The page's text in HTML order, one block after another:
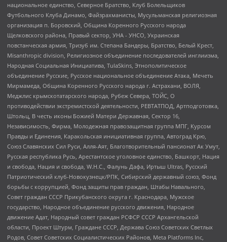
национальное единство, Северное Братство, Клуб Болельщиков
Футбольного Клуба Динамо, Файзрахманисты, Мусульманская религиозная
организация п. Боровский, Община Коренного Русского народа
Щелковского района, Правый сектор, УНА - УНСО, Украинская
повстанческая армия, Тризуб им. Степана Бандеры, Братство, Белый Крест,
Misanthropic division, Религиозное объединение последователей инглиизма,
Народная Социальная Инициатива, TulaSkins, Этнополитическое
объединение Русские, Русское национальное объединение Атака, Мечеть
Мирмамеда, Община Коренного Русского народа г. Астрахани, ВОЛЯ,
Меджлис крымскотатарского народа, Рубеж Севера, ТОЙС, О
противодействии экстремистской деятельности, РЕВТАТПОД, Артподготовка,
Штольц, В честь иконы Божией Матери Державная, Сектор 16,
Независимость, Фирма, Молодежная правозащитная группа МПГ, Курсом
Правды и Единения, Каракольская инициативная группа, Автоград Крю,
Союз Славянских Сил Руси, Алля-Аят, Благотворительный пансионат Ак Умут,
Русская республика Русь, Арестантское уголовное единство, Башкорт, Нация
и свобода, Нация и свобода, W.H.С., Фалунь Дафа, Иртыш Ultras, Русский
Патриотический клуб-Новокузнецк/РПК, Сибирский державный союз, Фонд
борьбы с коррупцией, Фонд защиты прав граждан, Штабы Навального,
Совет граждан СССР Прикубанского округа г. Краснодара, Мужское
государство, Народное объединение русского движения, Народное
движение Адат, Народный совет граждан РСФСР СССР Архангельской
области, Проект Штурм, Граждане СССР, Держава Союз Советских Светлых
Родов, Совет Советских Социалистических Районов, Meta Platforms Inc,